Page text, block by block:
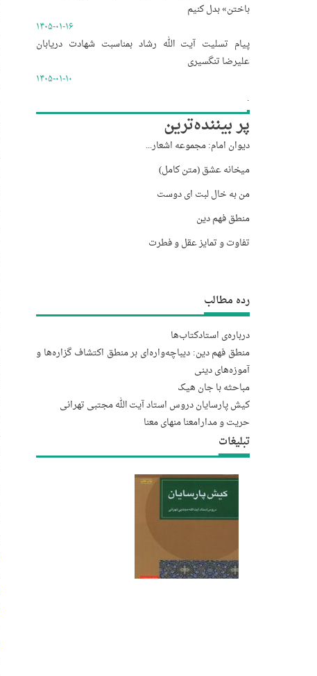
باختن» بدل کنیم
۱۴۰۵-۰۱-۱۶
پیام تسلیت آیت الله رشاد بمناسبت شهادت دریابان
علیرضا تنگسیری
۱۴۰۵-۰۱-۱۰
.
پر بیننده‌ترین
دیوان امام: مجموعه اشعار...
میخانه عشق (متن کامل)
من به خال لبت ای دوست
منطق فهم دین
تفاوت و تمایز عقل و فطرت
رده مطالب
درباره‌‌ی استادکتاب‌ها
منطق فهم دین: دیباچه‌واره‌ای بر منطق اکتشاف گزاره‌ها و
آموزه‌های دینی
مباحثه با جان هیک
کیش پارسایان دروس استاد آیت الله مجتبى تهرانى
حریت و مدارامعنا منهای معنا
تبلیغات